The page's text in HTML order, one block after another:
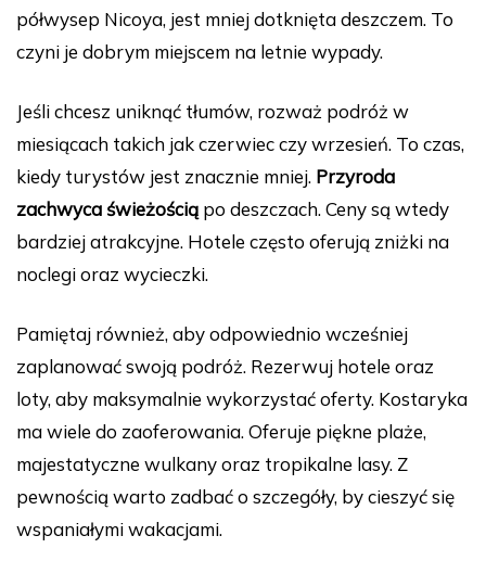
półwysep Nicoya, jest mniej dotknięta deszczem. To
czyni je dobrym miejscem na letnie wypady.
Jeśli chcesz uniknąć tłumów, rozważ podróż w
miesiącach takich jak czerwiec czy wrzesień. To czas,
kiedy turystów jest znacznie mniej. Przyroda
zachwyca świeżością po deszczach. Ceny są wtedy
bardziej atrakcyjne. Hotele często oferują zniżki na
noclegi oraz wycieczki.
Pamiętaj również, aby odpowiednio wcześniej
zaplanować swoją podróż. Rezerwuj hotele oraz
loty, aby maksymalnie wykorzystać oferty. Kostaryka
ma wiele do zaoferowania. Oferuje piękne plaże,
majestatyczne wulkany oraz tropikalne lasy. Z
pewnością warto zadbać o szczegóły, by cieszyć się
wspaniałymi wakacjami.